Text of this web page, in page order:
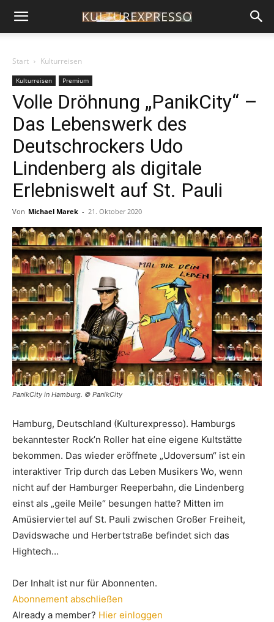
Start Kulturreisen
Kulturreisen Premium
Volle Dröhnung „PanikCity“ –
Das Lebenswerk des
Deutschrockers Udo
Lindenberg als digitale
Erlebniswelt auf St. Pauli
Von Michael Marek - 21. Oktober 2020
PanikCity in Hamburg. © PanikCity
Hamburg, Deutschland (Kulturexpresso). Hamburgs
bekanntester Rock’n Roller hat eine eigene Kultstätte
bekommen. Das wieder eröffnete „Udoversum“ ist ein
interaktiver Trip durch das Leben Musikers Wo, wenn
nicht auf der Hamburger Reeperbahn, die Lindenberg
einst als „geile Meile“ besungen hatte? Mitten im
Amüsierviertel auf St. Pauli zwischen Großer Freiheit,
Davidswache und Herbertstraße befindet sich das
Hightech…
Der Inhalt ist nur für Abonnenten.
Abonnement abschließen
Already a member? Hier einloggen